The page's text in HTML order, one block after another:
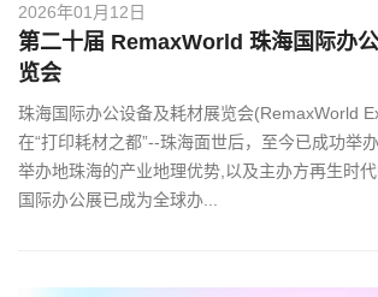
2026年01月12日
第二十届 RemaxWorld 珠海国际办
览会
珠海国际办公设备及耗材展览会(RemaxWorld
在“打印耗材之都”--珠海面世后，至今已成功举
举办地珠海的产业地理优势,以及主办方再生时
国际办公展已成为全球办...